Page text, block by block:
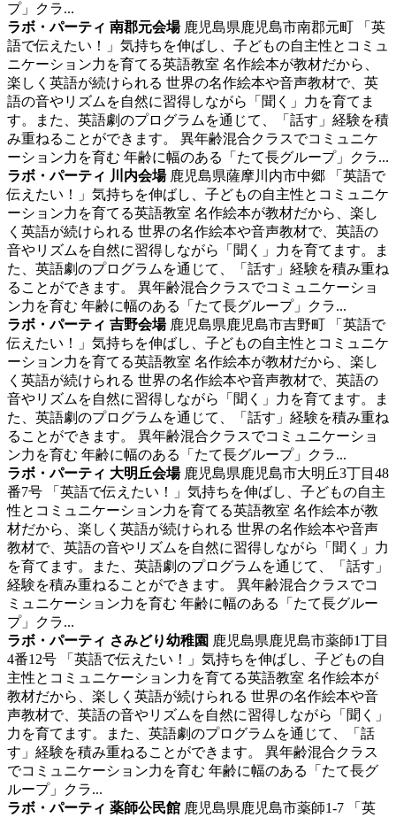
プ」クラ...
ラボ・パーティ 南郡元会場鹿児島県鹿児島市南郡元町
「英
語で伝えたい！」気持ちを伸ばし、子どもの自主性とコミュ
ニケーション力を育てる英語教室 名作絵本が教材だから、
楽しく英語が続けられる 世界の名作絵本や音声教材で、英
語の音やリズムを自然に習得しながら「聞く」力を育てま
す。また、英語劇のプログラムを通じて、「話す」経験を積
み重ねることができます。 異年齢混合クラスでコミュニケ
ーション力を育む 年齢に幅のある「たて長グループ」クラ...
ラボ・パーティ 川内会場鹿児島県薩摩川内市中郷
「英語で
伝えたい！」気持ちを伸ばし、子どもの自主性とコミュニケ
ーション力を育てる英語教室 名作絵本が教材だから、楽し
く英語が続けられる 世界の名作絵本や音声教材で、英語の
音やリズムを自然に習得しながら「聞く」力を育てます。ま
た、英語劇のプログラムを通じて、「話す」経験を積み重ね
ることができます。 異年齢混合クラスでコミュニケーショ
ン力を育む 年齢に幅のある「たて長グループ」クラ...
ラボ・パーティ 吉野会場鹿児島県鹿児島市吉野町
「英語で
伝えたい！」気持ちを伸ばし、子どもの自主性とコミュニケ
ーション力を育てる英語教室 名作絵本が教材だから、楽し
く英語が続けられる 世界の名作絵本や音声教材で、英語の
音やリズムを自然に習得しながら「聞く」力を育てます。ま
た、英語劇のプログラムを通じて、「話す」経験を積み重ね
ることができます。 異年齢混合クラスでコミュニケーショ
ン力を育む 年齢に幅のある「たて長グループ」クラ...
ラボ・パーティ 大明丘会場鹿児島県鹿児島市大明丘3丁目48
番7号
「英語で伝えたい！」気持ちを伸ばし、子どもの自主
性とコミュニケーション力を育てる英語教室 名作絵本が教
材だから、楽しく英語が続けられる 世界の名作絵本や音声
教材で、英語の音やリズムを自然に習得しながら「聞く」力
を育てます。また、英語劇のプログラムを通じて、「話す」
経験を積み重ねることができます。 異年齢混合クラスでコ
ミュニケーション力を育む 年齢に幅のある「たて長グルー
プ」クラ...
ラボ・パーティ さみどり幼稚園 鹿児島県鹿児島市薬師1丁目
4番12号
「英語で伝えたい！」気持ちを伸ばし、子どもの自
主性とコミュニケーション力を育てる英語教室 名作絵本が
教材だから、楽しく英語が続けられる 世界の名作絵本や音
声教材で、英語の音やリズムを自然に習得しながら「聞く」
力を育てます。また、英語劇のプログラムを通じて、「話
す」経験を積み重ねることができます。 異年齢混合クラス
でコミュニケーション力を育む 年齢に幅のある「たて長グ
ループ」クラ...
ラボ・パーティ 薬師公民館 鹿児島県鹿児島市薬師1-7
「英